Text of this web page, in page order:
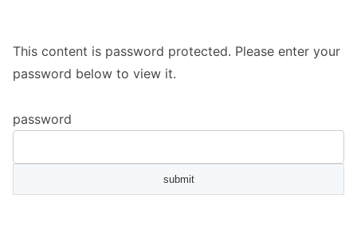
This content is password protected. Please enter your
password below to view it.
password